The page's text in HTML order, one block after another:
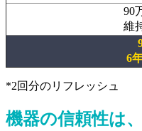
90
維
6
*2回分のリフレッシュ
機器の信頼性は